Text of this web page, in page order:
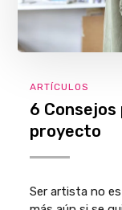
ARTÍCULOS
6
proyecto
Ser artista no